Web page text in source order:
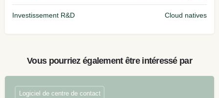
Investissement R&D Cloud natives
Vous pourriez également être intéressé par
Logiciel de centre de contact